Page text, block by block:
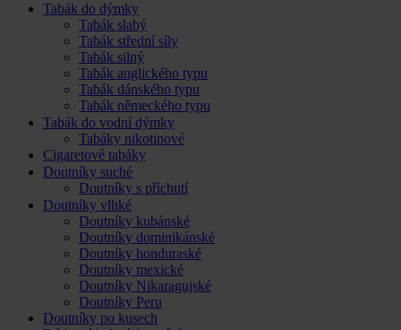
Tabák do dýmky
Tabák slabý
Tabák střední síly
Tabák silný
Tabák anglického typu
Tabák dánského typu
Tabák německého typu
Tabák do vodní dýmky
Tabáky nikotinové
Cigaretové tabáky
Doutníky suché
Doutníky s příchutí
Doutníky vlhké
Doutníky kubánské
Doutníky dominikánské
Doutníky honduraské
Doutníky mexické
Doutníky Nikaragujské
Doutníky Peru
Doutníky po kusech